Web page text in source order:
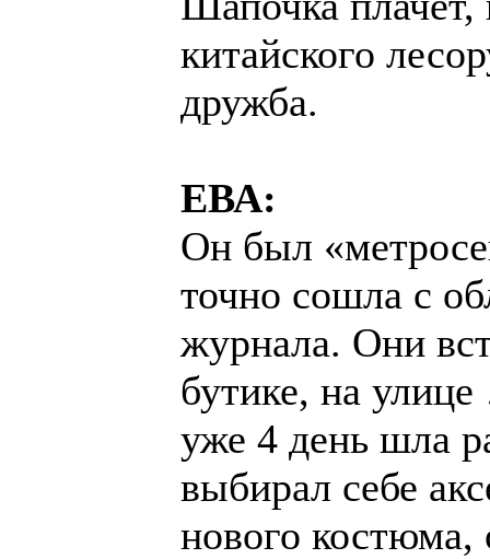
китайского
дружба.
ЕВА:
Он был
точно сошла с
журнала. Они
бутике, на
уже 4 день шла
выбирал себе
нового костюма,